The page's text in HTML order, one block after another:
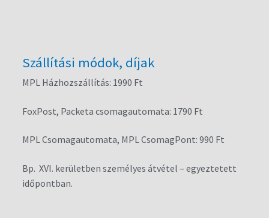
Szállítási módok, díjak
MPL Házhozszállítás: 1990 Ft
FoxPost, Packeta csomagautomata: 1790 Ft
MPL Csomagautomata, MPL CsomagPont: 990 Ft
Bp. XVI. kerületben személyes átvétel – egyeztetett
időpontban.